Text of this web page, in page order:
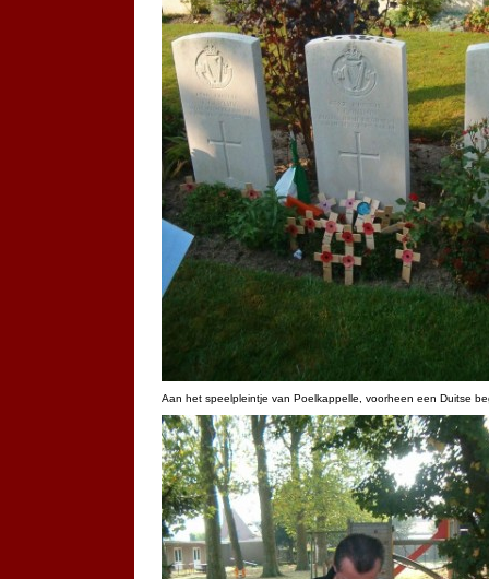
Aan het speelpleintje van Poelkappelle, voorheen een Duitse